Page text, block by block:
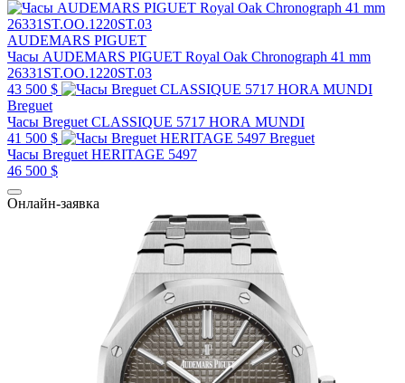
AUDEMARS PIGUET
Часы AUDEMARS PIGUET Royal Oak Chronograph 41 mm
26331ST.OO.1220ST.03
43 500 $
Breguet
Часы Breguet CLASSIQUE 5717 HORA MUNDI
41 500 $
Breguet
Часы Breguet HERITAGE 5497
46 500 $
Онлайн-заявка